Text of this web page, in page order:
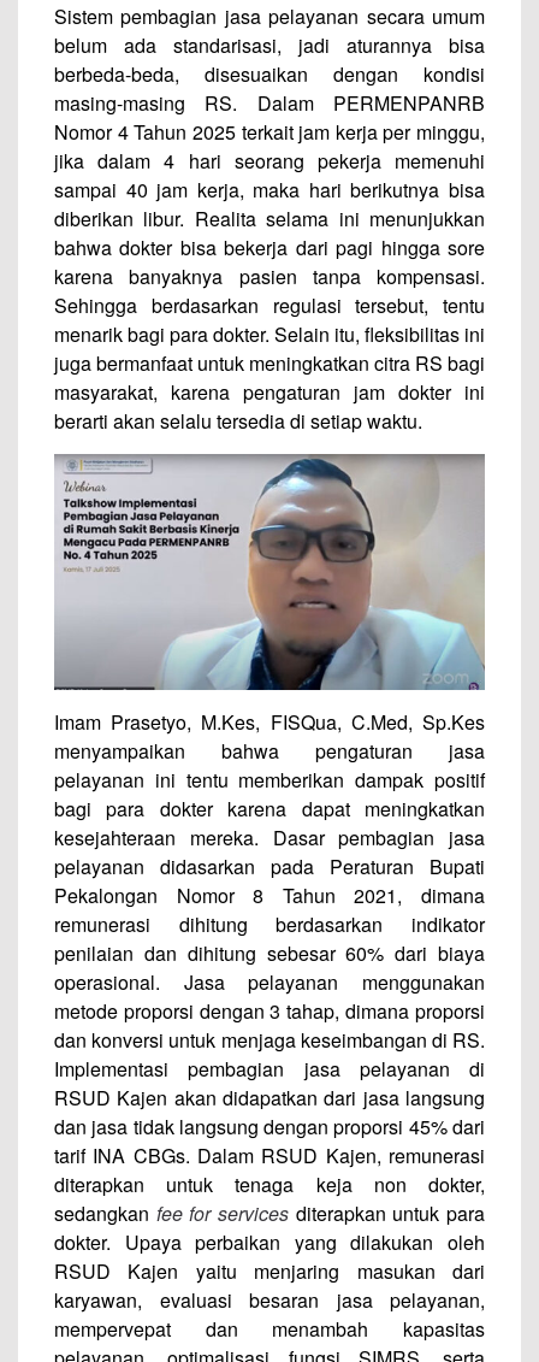
Sistem pembagian jasa pelayanan secara umum
belum ada standarisasi, jadi aturannya bisa
berbeda-beda, disesuaikan dengan kondisi
masing-masing RS. Dalam PERMENPANRB
Nomor 4 Tahun 2025 terkait jam kerja per minggu,
jika dalam 4 hari seorang pekerja memenuhi
sampai 40 jam kerja, maka hari berikutnya bisa
diberikan libur. Realita selama ini menunjukkan
bahwa dokter bisa bekerja dari pagi hingga sore
karena banyaknya pasien tanpa kompensasi.
Sehingga berdasarkan regulasi tersebut, tentu
menarik bagi para dokter. Selain itu, fleksibilitas ini
juga bermanfaat untuk meningkatkan citra RS bagi
masyarakat, karena pengaturan jam dokter ini
berarti akan selalu tersedia di setiap waktu.
Imam Prasetyo, M.Kes, FISQua, C.Med, Sp.Kes
menyampaikan bahwa pengaturan jasa
pelayanan ini tentu memberikan dampak positif
bagi para dokter karena dapat meningkatkan
kesejahteraan mereka. Dasar pembagian jasa
pelayanan didasarkan pada Peraturan Bupati
Pekalongan Nomor 8 Tahun 2021, dimana
remunerasi dihitung berdasarkan indikator
penilaian dan dihitung sebesar 60% dari biaya
operasional. Jasa pelayanan menggunakan
metode proporsi dengan 3 tahap, dimana proporsi
dan konversi untuk menjaga keseimbangan di RS.
Implementasi pembagian jasa pelayanan di
RSUD Kajen akan didapatkan dari jasa langsung
dan jasa tidak langsung dengan proporsi 45% dari
tarif INA CBGs. Dalam RSUD Kajen, remunerasi
diterapkan untuk tenaga keja non dokter,
sedangkan fee for services diterapkan untuk para
dokter. Upaya perbaikan yang dilakukan oleh
RSUD Kajen yaitu menjaring masukan dari
karyawan, evaluasi besaran jasa pelayanan,
mempervepat dan menambah kapasitas